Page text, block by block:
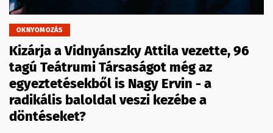
OKNYOMOZÁS
Kizárja a Vidnyánszky Attila vezette, 96
tagú Teátrumi Társaságot még az
egyeztetésekből is Nagy Ervin - a
radikális baloldal veszi kezébe a
döntéseket?